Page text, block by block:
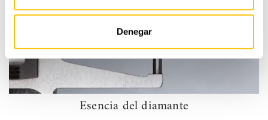
Denegar
Esencia del diamante